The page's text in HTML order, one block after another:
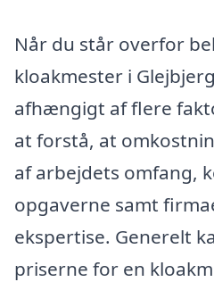
Når du står overfor
kloakmester i
afhængigt af flere
at forstå, at
af arbejdets omfang,
opgaverne samt
ekspertise. Generelt
priserne for en